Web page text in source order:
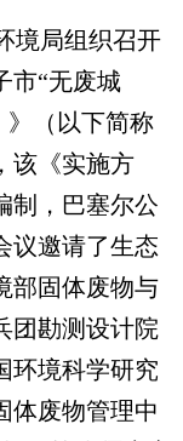
境局组织召开
市“无废城
》（以下简称
该《实施方
制，巴塞尔公
议邀请了生态
部固体废物与
团勘测设计院
环境科学研究
体废物管理中